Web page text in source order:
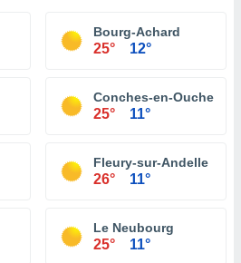
Bourg-Achard
25° 12°
Conches-en-Ouche
25° 11°
Fleury-sur-Andelle
26° 11°
Le Neubourg
25° 11°